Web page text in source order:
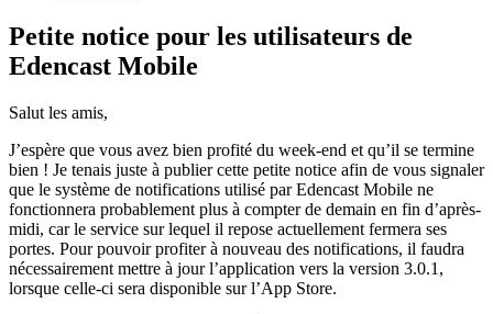
Petite notice pour les utilisateurs de
Edencast Mobile
Salut les amis,
J’espère que vous avez bien profité du week-end et qu’il se termine
bien ! Je tenais juste à publier cette petite notice afin de vous signaler
que le système de notifications utilisé par Edencast Mobile ne
fonctionnera probablement plus à compter de demain en fin d’après-
midi, car le service sur lequel il repose actuellement fermera ses
portes. Pour pouvoir profiter à nouveau des notifications, il faudra
nécessairement mettre à jour l’application vers la version 3.0.1,
lorsque celle-ci sera disponible sur l’App Store.